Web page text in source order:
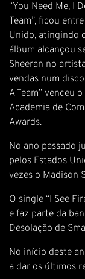
“You Need Me, I
Team”, ficou
Unido, atingindo
álbum alcançou
Sheeran no
vendas num
A Team” venceu
Academia de
Awards.
No ano passado
pelos Estados
vezes o Madison
O single “I See
e faz parte da
Desolação de
No início deste
a dar os últimos